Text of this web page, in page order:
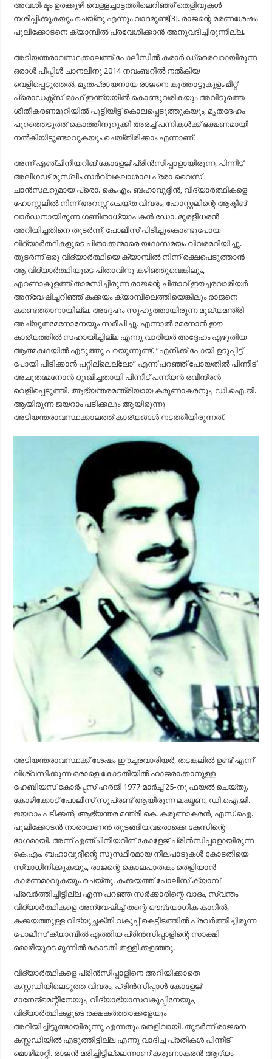
അവശിഷ്ടം ഉരക്കുഴി വെള്ളച്ചാട്ടത്തിലെറിഞ്ഞ് തെളിവുകൾ
നശിപ്പിക്കുകയും ചെയ്തു എന്നും വാദമുണ്ട്[3]. രാജന്റെ മരണശേഷം
പുലിക്കോടനെ ക്യാമ്പിൽ പ്രവേശിക്കാൻ അനുവദിച്ചിരുന്നില്ല.
അടിയന്തരാവസ്ഥക്കാലത്ത് പോലീസിൽ കരാർ ഡ്രൈവറായിരുന്ന
ഒരാൾ പീപ്പിൾ ചാനലിനു 2014 നവംബറിൽ നൽകിയ
വെളിപ്പെടുത്തൽ, മൃതപ്രായനായ രാജനെ കൂത്താട്ടുകുളം മീറ്റ്
പ്രൊഡക്റ്റ്സ് ഓഫ് ഇന്ത്യയിൽ കൊണ്ടുവരികയും അവിടുത്തെ
ശീതീകരണമുറിയിൽ പൂട്ടിയിട്ട് കൊലപ്പെടുത്തുകയും, മൃതദേഹം
പുറത്തെടുത്ത് കൊത്തിനുറുക്കി അരച്ച് പന്നികൾക്ക് ഭക്ഷണമായി
നൽകിയിട്ടുണ്ടാവുകയും ചെയ്തിരിക്കാം എന്നാണ്.
അന്ന് എഞ്ചിനീയറിങ് കോളേജ് പ്രിൻസിപ്പാളായിരുന്ന, പിന്നീട്
അലീഗഢ് മുസ്‌ലീം സർവ്വകലാശാല പ്രോ വൈസ്
ചാൻസലറുമായ പ്രൊ. കെ.എം. ബഹാവുദ്ദീൻ, വിദ്യാർത്ഥികളെ
ഹോസ്റ്റലിൽ നിന്ന് അറസ്റ്റ് ചെയ്ത വിവരം, ഹോസ്റ്റലിന്റെ ആക്ടിങ്
വാർഡനായിരുന്ന ഗണിതാധ്യാപകൻ ഡോ. മുരളീധരൻ
അറിയിച്ചതിനെ തുടർന്ന്, പോലീസ് പിടിച്ചുകൊണ്ടുപോയ
വിദ്യാർത്ഥികളുടെ പിതാക്കന്മാരെ യഥാസമയം വിവരമറിയിച്ചു.
തുടർന്ന് ഒരു വിദ്യാർത്ഥിയെ ക്യാമ്പിൽ നിന്ന് രക്ഷപെടുത്താൻ
ആ വിദ്യാർത്ഥിയുടെ പിതാവിനു കഴിഞ്ഞുവെങ്കിലും,
എറണാകുളത്ത് താമസിച്ചിരുന്ന രാജന്റെ പിതാവ് ഈച്ചരവാരിയർ
അന്വേഷിച്ചറിഞ്ഞ് കക്കയം ക്യാമ്പിലെത്തിയെങ്കിലും രാജനെ
കണ്ടെത്താനായില്ല. അദ്ദേഹം സുഹൃത്തായിരുന്ന മുഖ്യമന്ത്രി
അച്യുതമേനോനേയും സമീപിച്ചു. എന്നാൽ മേനോൻ ഈ
കാര്യത്തിൽ സഹായിച്ചില്ല എന്നു വാരിയർ അദ്ദേഹം എഴുതിയ
ആത്മകഥയിൽ എടുത്തു പറയുന്നുണ്ട്‌. “എനിക്ക് പോയി ഉടുപ്പിട്ട്
പോയി പിടിക്കാൻ പറ്റില്ലെല്ലോ” എന്ന് പറഞ്ഞ് പോയതിൽ പിന്നീട്
അചുതമേനോൻ ദുഃഖിച്ചതായി പിന്നീട് പന്ന്യൻ രവീന്ദ്രൻ
വെളിപ്പെടുത്തി. ആഭ്യന്തരമന്ത്രിയായ കരുണാകരനും, ഡി.ഐ.ജി.
ആയിരുന്ന ജയറാം പടിക്കലും ആയിരുന്നു
അടിയന്തരാവസ്ഥക്കാലത്ത് കാര്യങ്ങൾ നടത്തിയിരുന്നത്‌.
അടിയന്തരാവസ്ഥക്ക്‌ ശേഷം ഈച്ചരവാരിയർ, തടങ്കലിൽ ഉണ്ട് എന്ന്
വിശ്വസിക്കുന്ന ഒരാളെ കോടതിയിൽ ഹാജരാക്കാനുള്ള
ഹേബിയസ്‌ കോർപ്പസ്‌ ഹർജി 1977 മാർച്ച് 25-നു ഫയൽ ചെയ്തു.
കോഴിക്കോട് പോലീസ് സൂപ്രണ്ട് ആയിരുന്ന ലക്ഷ്മണ, ഡി.ഐ.ജി.
ജയറാം പടിക്കൽ, ആഭ്യന്തര മന്ത്രി കെ. കരുണാകരൻ, എസ്.ഐ.
പുലിക്കോടൻ നാരായണൻ തുടങ്ങിയവരൊക്കെ കേസിന്റെ
ഭാഗമായി. അന്ന് എഞ്ചിനീയറിങ് കോളേജ് പ്രിൻസിപ്പാളായിരുന്ന
കെ.എം. ബഹാവുദ്ദീന്റെ സുസ്ഥിരമായ നിലപാടുകൾ കോടതിയെ
സ്വാധീനിക്കുകയും, രാജന്റെ കൊലപാതകം തെളിയാൻ
കാരണമാവുകയും ചെയ്തു. കക്കയത്ത് പോലീസ് ക്യാമ്പ്
പ്രവർത്തിച്ചിട്ടില്ല എന്ന പറഞ്ഞ സർക്കാരിന്റെ വാദം, സ്വന്തം
വിദ്യാർത്ഥികളെ അന്വേഷിച്ച് തന്റെ ഔദ്യോഗിക കാറിൽ,
കക്കയത്തുള്ള വിദ്യുച്ഛക്തി വകുപ്പ് കെട്ടിടത്തിൽ പ്രവർത്തിച്ചിരുന്ന
പോലീസ് ക്യാമ്പിൽ എത്തിയ പ്രിൻസിപ്പാളിന്റെ സാക്ഷി
മൊഴിയുടെ മുന്നിൽ കോടതി തള്ളിക്കളഞ്ഞു.
വിദ്യാർത്ഥികളെ പ്രിൻസിപ്പാളിനെ അറിയിക്കാതെ
കസ്റ്റഡിയിലെടുത്ത വിവരം, പ്രിൻസിപ്പാൾ കോളേജ്
മാനേജ്മെന്റിനേയും, വിദ്യാഭ്യാസവകുപ്പിനേയും,
വിദ്യാർത്ഥികളുടെ രക്ഷകർത്താക്കളേയും
അറിയിച്ചിട്ടുണ്ടായിരുന്നു എന്നതും തെളിവായി. തുടർന്ന് രാജനെ
കസ്റ്റഡിയിൽ എടുത്തിട്ടില്ല എന്നു വാദിച്ച പ്രതികൾ പിന്നീട്‌
മൊഴിമാറ്റി. രാജൻ മരിച്ചിട്ടില്ലെന്നാണ് കരുണാകരൻ ആദ്യം